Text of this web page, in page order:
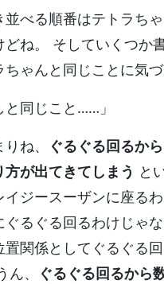
並べる順番はテトラち
ね。 そしていくつか
ゃんと同じことに気づ
と同じこと……」
ね、
ぐるぐる回るか
が出てきてしまう と
イジースーザンに座る
るぐる回るわけじゃな
置関係としてぐるぐる
、
ぐるぐる回るから